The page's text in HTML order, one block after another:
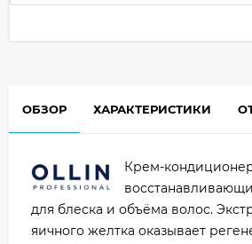
ОБЗОР ХАРАКТЕРИСТИКИ
Крем-
для блеска и объёма волос.
яичного желтка оказывает